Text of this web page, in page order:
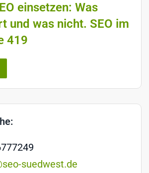
einsetzen: Was
und was nicht. SEO im
419
suedwest.de